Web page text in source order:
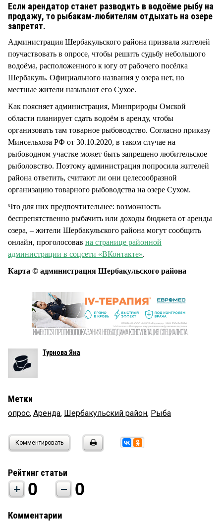
Если арендатор станет разводить в водоёме рыбу на
продажу, то рыбакам-любителям отдыхать на озере
запретят.
Администрация Шербакульского района призвала жителей
поучаствовать в опросе, чтобы решить судьбу небольшого
водоёма, расположенного к югу от рабочего посёлка
Шербакуль. Официального названия у озера нет, но
местные жители называют его Сухое.
Как поясняет администрация, Минприроды Омской
области планирует сдать водоём в аренду, чтобы
организовать там товарное рыбоводство. Согласно приказу
Минсельхоза РФ от 30.10.2020, в таком случае на
рыбоводном участке может быть запрещено любительское
рыболовство. Поэтому администрация попросила жителей
района ответить, считают ли они целесообразной
организацию товарного рыбоводства на озере Сухом.
Что для них предпочтительнее: возможность
беспрепятственно рыбачить или доходы бюджета от аренды
озера, – жители Шербакульского района могут сообщить
онлайн, проголосовав на странице районной
администрации в соцсети «ВКонтакте».
Карта © администрация Шербакульского района
Турнова Яна
Метки
опрос, Аренда, Шербакульский район, Рыба
Комментировать
Рейтинг статьи
0 0
Комментарии